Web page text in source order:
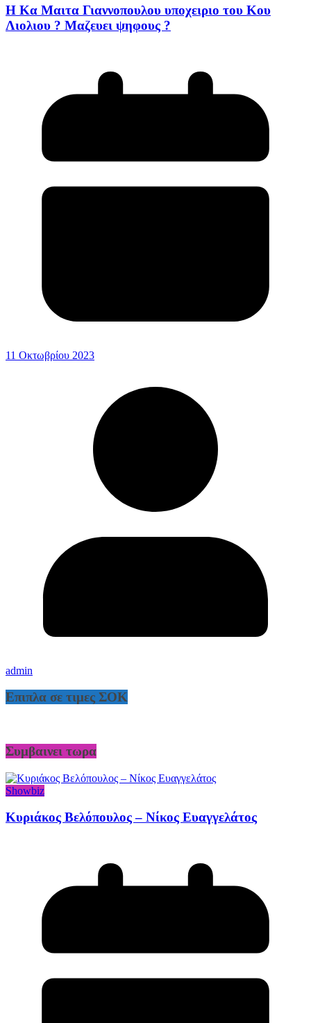
Η Κα Μαιτα Γιαννοπουλου υποχειριο του Κου
Λιολιου ? Μαζευει ψηφους ?
11 Οκτωβρίου 2023
admin
Επιπλα σε τιμες ΣΟΚ
Συμβαινει τωρα
Showbiz
Κυριάκος Βελόπουλος – Νίκος Ευαγγελάτος